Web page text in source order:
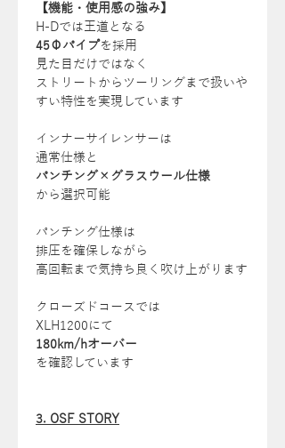
【機能・使用感の強み】
H-Dでは王道となる
45Φパイプを採用
見た目だけではなく
ストリートからツーリングまで扱いや
すい特性を実現しています
インナーサイレンサーは
通常仕様と
パンチング×グラスウール仕様
から選択可能
パンチング仕様は
排圧を確保しながら
高回転まで気持ち良く吹け上がります
クローズドコースでは
XLH1200にて
180km/hオーバー
を確認しています
3. OSF STORY